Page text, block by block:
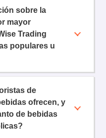
sobre la
mayor
Trading
populares u
de
ofrecen, y
de bebidas